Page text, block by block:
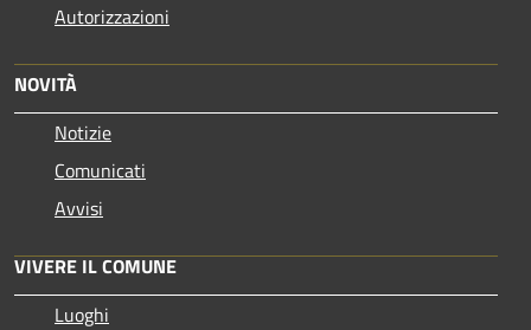
Autorizzazioni
NOVITÀ
Notizie
Comunicati
Avvisi
VIVERE IL COMUNE
Luoghi